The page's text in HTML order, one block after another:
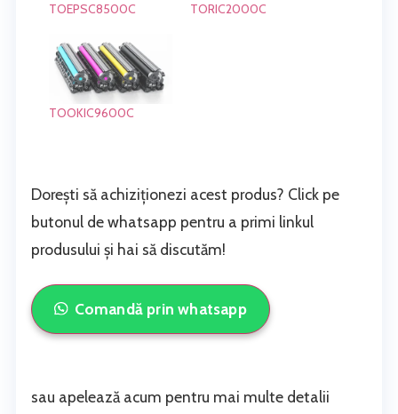
TOEPSC8500C TORIC2000C
TOOKIC9600C
Dorești să achiziționezi acest produs? Click pe
butonul de whatsapp pentru a primi linkul
produsului și hai să discutăm!
Comandă prin whatsapp
sau apelează acum pentru mai multe detalii